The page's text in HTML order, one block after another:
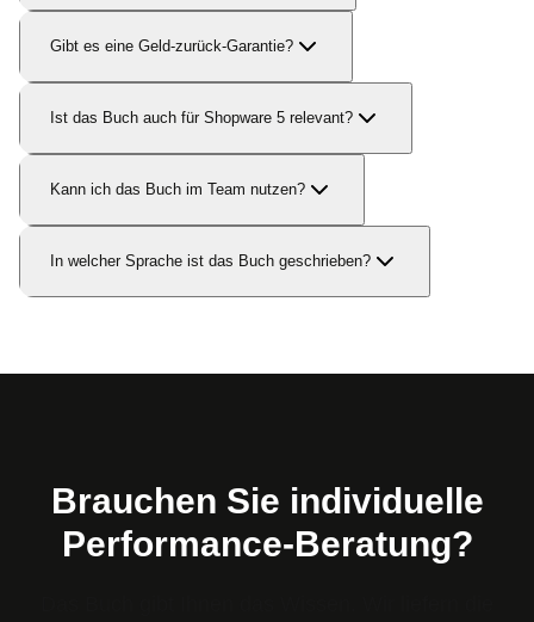
Gibt es eine Geld-zurück-Garantie?
Ist das Buch auch für Shopware 5 relevant?
Kann ich das Buch im Team nutzen?
In welcher Sprache ist das Buch geschrieben?
Brauchen Sie individuelle
Performance-Beratung?